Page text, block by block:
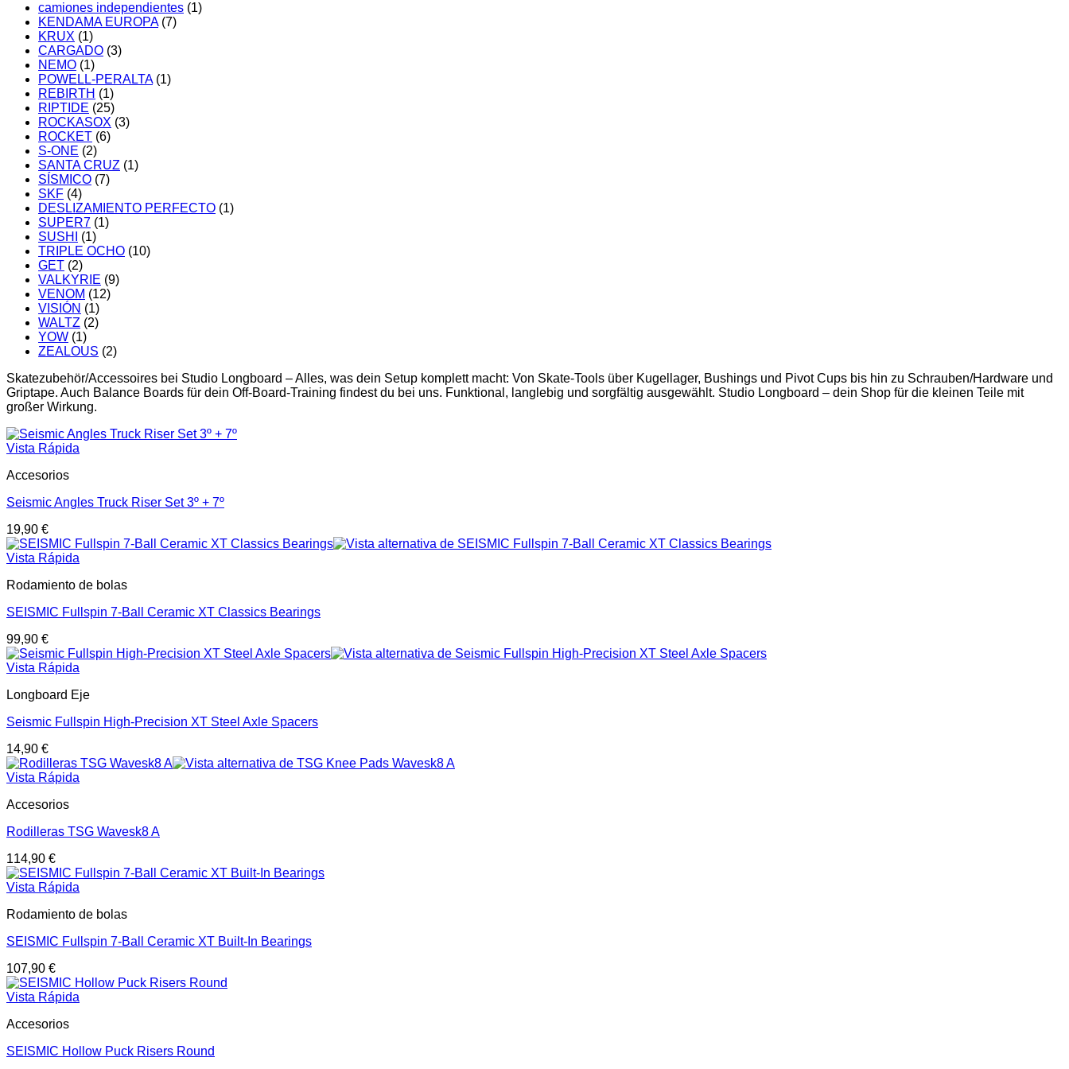
camiones independientes (1)
KENDAMA EUROPA (7)
KRUX (1)
CARGADO (3)
NEMO (1)
POWELL-PERALTA (1)
REBIRTH (1)
RIPTIDE (25)
ROCKASOX (3)
ROCKET (6)
S-ONE (2)
SANTA CRUZ (1)
SÍSMICO (7)
SKF (4)
DESLIZAMIENTO PERFECTO (1)
SUPER7 (1)
SUSHI
(1)
TRIPLE OCHO (10)
GET (2)
VALKYRIE (9)
VENOM (12)
VISIÓN (1)
WALTZ (2)
YOW (1)
ZEALOUS (2)
Skatezubehör/Accessoires bei Studio Longboard – Alles, was dein Setup komplett macht: Von Skate-Tools über Kugellager, Bushings und Pivot Cups bis hin zu Schrauben/Hardware und
Griptape. Auch Balance Boards für dein Off-Board-Training findest du bei uns. Funktional, langlebig und sorgfältig ausgewählt. Studio Longboard – dein Shop für die kleinen Teile mit
großer Wirkung.
Vista Rápida
Accesorios
Seismic Angles Truck Riser Set 3º + 7º
19,90 €
Vista Rápida
Rodamiento de bolas
SEISMIC Fullspin 7-Ball Ceramic XT Classics Bearings
99,90 €
Vista Rápida
Longboard Eje
Seismic Fullspin High-Precision XT Steel Axle Spacers
14,90 €
Vista Rápida
Accesorios
Rodilleras TSG Wavesk8 A
114,90 €
Vista Rápida
Rodamiento de bolas
SEISMIC Fullspin 7-Ball Ceramic XT Built-In Bearings
107,90 €
Vista Rápida
Accesorios
SEISMIC Hollow Puck Risers Round